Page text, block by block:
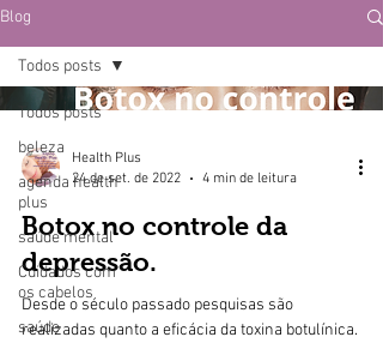
Blog
Todos posts
beleza
agenda health
plus
saúde mental
Cuidados com
os cabelos
saúde
Todos posts
Health Plus
24 de set. de 2022
4 min de leitura
Botox no controle da
depressão.
Desde o século passado pesquisas são
realizadas quanto a eficácia da toxina botulínica.